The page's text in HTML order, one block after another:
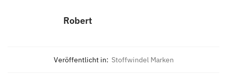
Robert
Veröffentlicht in: Stoffwindel Marken